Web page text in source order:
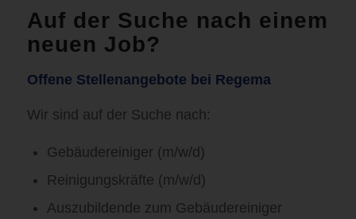
Auf der Suche nach einem
neuen Job?
Offene Stellenangebote bei Regema
Wir sind auf der Suche nach:
Gebäudereiniger (m/w/d)
Reinigungskräfte (m/w/d)
Auszubildende zum Gebäudereiniger